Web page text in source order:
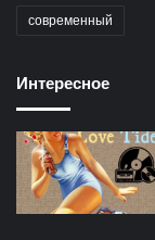
современный
Интересное